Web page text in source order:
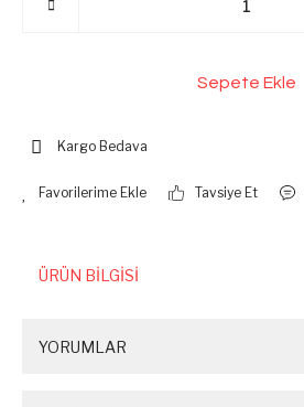
Sepete Ekle
Kargo Bedava
Tavsiye Et
ÜRÜN BİLGİSİ
YORUMLAR